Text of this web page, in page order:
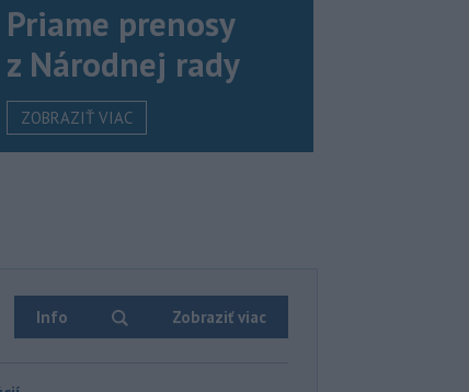
Priame prenosy
z Národnej rady
ZOBRAZIŤ VIAC
Info Zobraziť viac